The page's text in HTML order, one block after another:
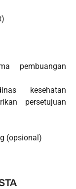
pembuangan
kesehatan
persetujuan
(opsional)